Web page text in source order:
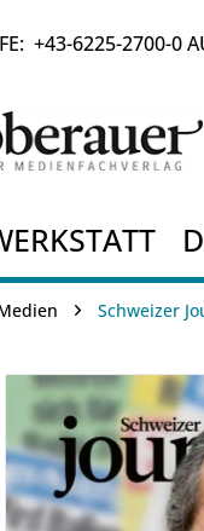
+43-6225-2700-0
Schweizer